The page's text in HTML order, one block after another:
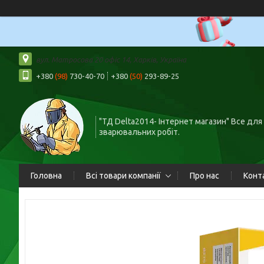
вул. Матросова 20 офіс 14, Харків, Україна
+380 (98) 730-40-70 +380 (50) 293-89-25
"ТД Delta2014- Інтернет магазин" Все для
зварювальних робіт.
Головна Всі товари компанії Про нас